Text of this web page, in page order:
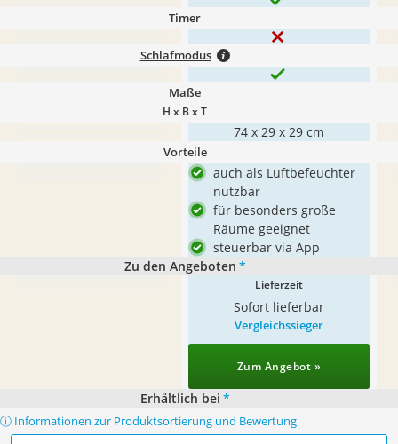
Timer
Schlafmodus
Maße
H x B x T
74 x 29 x 29 cm
Vorteile
auch als Luftbefeuchter
nutzbar
für besonders große
Räume geeignet
steuerbar via App
Zu den Angeboten *
Lieferzeit
Sofort lieferbar
Vergleichssieger
Zum Angebot »
Erhältlich bei *
ⓘ Informationen zur Produktsortierung und Bewertung